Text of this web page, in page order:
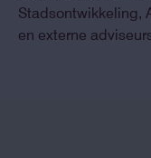
Stadsontwikkeling,
en externe